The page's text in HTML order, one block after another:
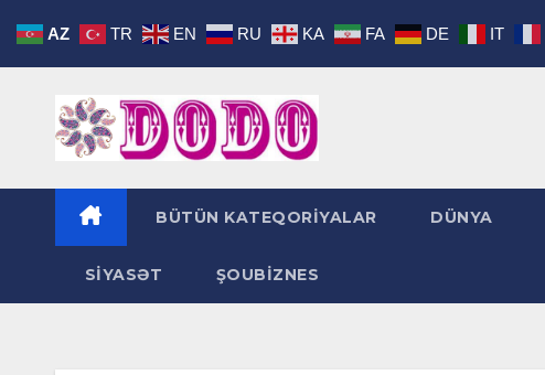
BÜTÜN KATEQORİYALAR DÜNYA
SİYASƏT ŞOUBİZNES
AZ TR EN RU KA FA DE IT